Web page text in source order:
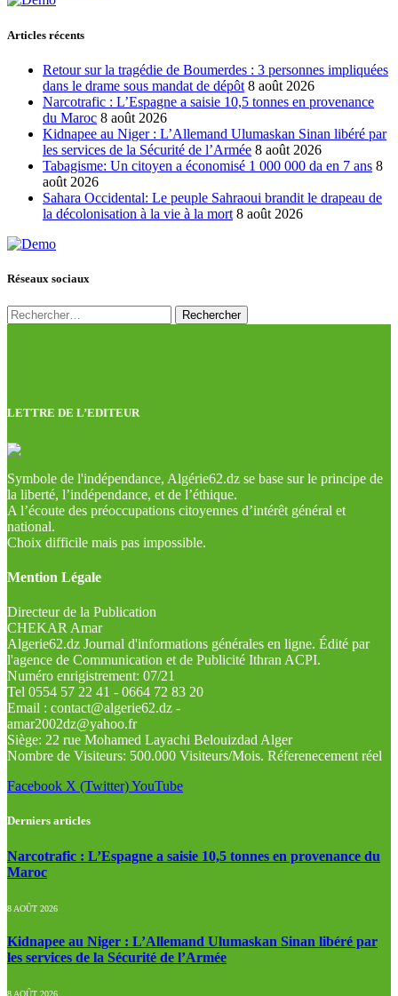
Articles récents
Retour sur la tragédie de Boumerdes : 3 personnes impliquées
dans le drame sous mandat de dépôt 8 août 2026
Narcotrafic : L’Espagne a saisie 10,5 tonnes en provenance
du Maroc 8 août 2026
Kidnapee au Niger : L’Allemand Ulumaskan Sinan libéré par
les services de la Sécurité de l’Armée 8 août 2026
Tabagisme: Un citoyen a économisé 1 000 000 da en 7 ans 8
août 2026
Sahara Occidental: Le peuple Sahraoui brandit le drapeau de
la décolonisation à la vie à la mort 8 août 2026
Réseaux sociaux
Rechercher :
LETTRE DE L’EDITEUR
Symbole de l'indépendance, Algérie62.dz se base sur le principe de
la liberté, l’indépendance, et de l’éthique.
A l’écoute des préoccupations citoyennes d’intérêt général et
national.
Choix difficile mais pas impossible.
Mention Légale
Directeur de la Publication
CHEKAR Amar
Algerie62.dz Journal d'informations générales en ligne. Édité par
l'agence de Communication et de Publicité Ithran ACPI.
Numéro enrigistrement: 07/21
Tel 0554 57 22 41 - 0664 72 83 20
Email : contact@algerie62.dz -
amar2002dz@yahoo.fr
Siège: 22 rue Mohamed Layachi Belouizdad Alger
Nombre de Visiteurs: 500.000 Visiteurs/Mois. Réferenecement réel
Facebook X (Twitter)YouTube
Derniers articles
Narcotrafic : L’Espagne a saisie 10,5 tonnes en provenance du
Maroc
8 AOÛT 2026
Kidnapee au Niger : L’Allemand Ulumaskan Sinan libéré par
les services de la Sécurité de l’Armée